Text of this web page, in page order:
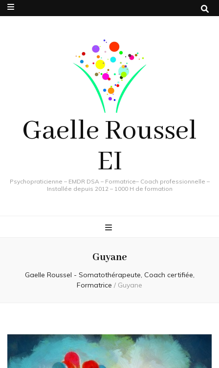
Gaelle Roussel
EI
Psychopraticienne – EMDR DSA – Formatrice– Coach professionnelle –
Installée depuis 2012 – 1000 H de formation
Guyane
Gaelle Roussel - Somatothérapeute, Coach certifiée,
Formatrice / Guyane